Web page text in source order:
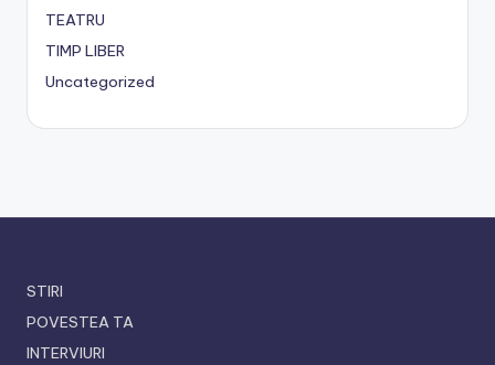
TEATRU
TIMP LIBER
Uncategorized
STIRI
POVESTEA TA
INTERVIURI